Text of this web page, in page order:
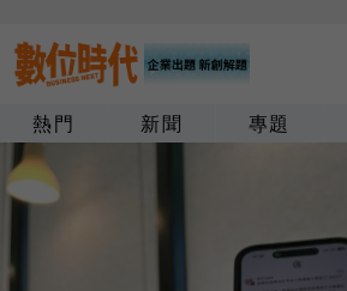
熱門 新聞 專題